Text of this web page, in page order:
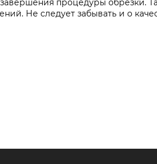
процедуры обрезки.
Не следует забывать и о